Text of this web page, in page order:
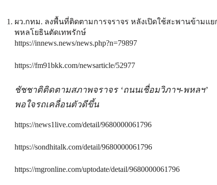
ผว.กทม. ลงพื้นที่ติดตามการจราจร หลังเปิดใช้สะพานข้ามแย
พหลโยธินตัดเทพรักษ์
https://innews.news/news.php?n=79897
https://fm91bkk.com/newsarticle/52977
ชัชชาติติดตามสภาพจราจร ‘ถนนเชื่อมวิภาฯ-พหลฯ’
พอใจรถเคลื่อนตัวดีขึ้น
https://news1live.com/detail/9680000061796
https://sondhitalk.com/detail/9680000061796
https://mgronline.com/uptodate/detail/9680000061796